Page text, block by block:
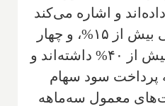
و اشاره می‌کند
که ۹ شرکت، افزایشی بیش از ۱۵%، و چهار
شرکت نیز افزایشی بیش از ۴۰% داشته‌اند و
پرداخت سود سهام
معمول سه‌ماهه